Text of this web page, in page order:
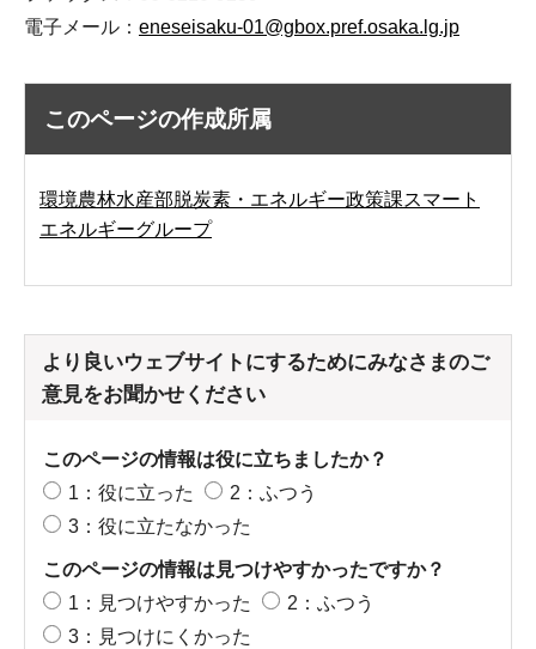
電子メール： eneseisaku-01@gbox.pref.osaka.lg.jp
このページの作成所属
環境農林水産部脱炭素・エネルギー政策課スマート
エネルギーグループ
より良いウェブサイトにするためにみなさまのご
意見をお聞かせください
このページの情報は役に立ちましたか？
1：役に立った
2：ふつう
3：役に立たなかった
このページの情報は見つけやすかったですか？
1：見つけやすかった
2：ふつう
3：見つけにくかった